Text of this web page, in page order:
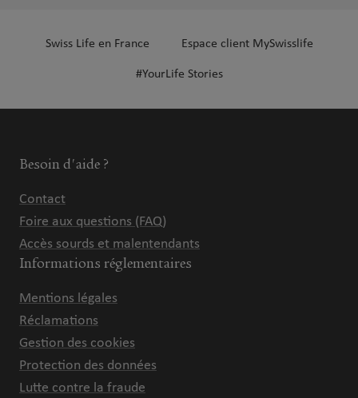
Swiss Life en France Espace client MySwisslife
#YourLife Stories
Besoin d'aide ?
Contact
Foire aux questions (FAQ)
Accès sourds et malentendants
Informations réglementaires
Mentions légales
Réclamations
Gestion des cookies
Protection des données
Lutte contre la fraude